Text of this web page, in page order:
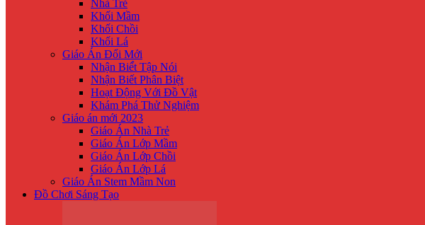
Nhà Trẻ
Khối Mầm
Khối Chồi
Khối Lá
Giáo Án Đổi Mới
Nhận Biế́t Tập Nói
Nhận Biết Phân Biệt
Hoạt Động Với Đồ Vật
Khám Phá Thử Nghiệm
Giáo án mới 2023
Giáo Án Nhà Trẻ
Giáo Án Lớp Mầm
Giáo Án Lớp Chồi
Giáo Án Lớp Lá
Giáo Án Stem Mầm Non
Đồ Chơi Sáng Tạo